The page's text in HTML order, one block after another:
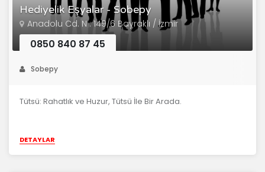
Hediyelik Eşyalar - Sobepy
Anadolu Cd. N : 149/6 Bayraklı / İzmir
0850 840 87 45
Sobepy
Tütsü: Rahatlık ve Huzur, Tütsü İle Bir Arada.
DETAYLAR